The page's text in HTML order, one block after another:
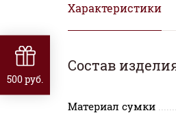
Характеристики
Состав
Материал сумки
500 руб.